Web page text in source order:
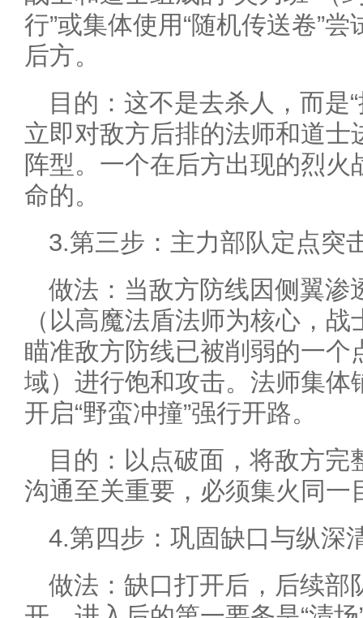
行”或集体使用“随机传送卷”
后方。
目的：这不是去杀人，而是
立即对敌方后排的法师和道士
阵型。一个在后方出现的烈
命的。
3.第三步：主力部队定点突
做法：当敌方防线因侧翼渗
（以高魔法盾法师为核心，
瞄准敌方防线已被削弱的一个
域）进行饱和攻击。法师集体
开启“野蛮冲撞”强行开路。
目的：以点破面，将敌方
沟通至关重要，必须集火同一
4.第四步：巩固缺口与纵深
做法：缺口打开后，后续部